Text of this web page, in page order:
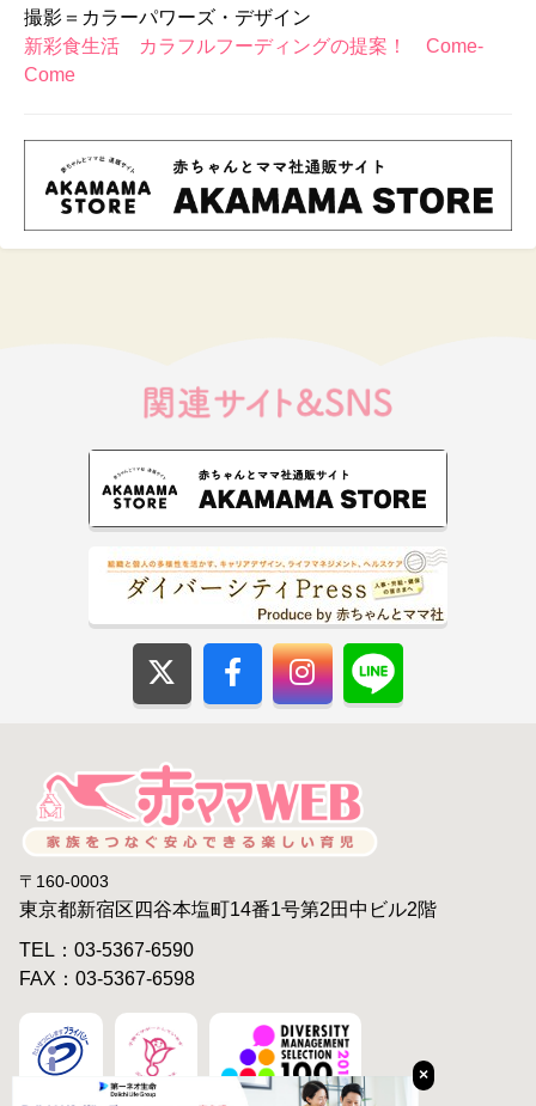
撮影＝カラーパワーズ・デザイン
新彩食生活 カラフルフーディングの提案！ Come-
Come
×
〒160-0003
東京都新宿区四谷本塩町14番1号第2田中ビル2階
TEL：03-5367-6590
FAX：03-5367-6598